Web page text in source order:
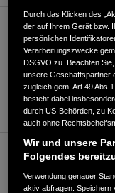
Motorrad/
09621/13031
E-Mail
Motorrad/
Durch das Klicken des
der auf Ihrem Gerät bzw.
persönlichen
Verarbeitungszwecke
DSGVO zu. Beachten
unsere Geschäftspartner
zugleich gem. Art.49
besteht dabei
durch US-Behörden, zu
auch ohne
Wir und unsere
Folgendes
Verwendung genauer
aktiv abfragen. Speichern